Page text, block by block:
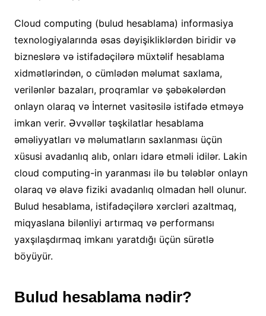
Cloud computing (bulud hesablama) informasiya
texnologiyalarında əsas dəyişikliklərdən biridir və
bizneslərə və istifadəçilərə müxtəlif hesablama
xidmətlərindən, o cümlədən məlumat saxlama,
verilənlər bazaları, proqramlar və şəbəkələrdən
onlayn olaraq və İnternet vasitəsilə istifadə etməyə
imkan verir. Əvvəllər təşkilatlar hesablama
əməliyyatları və məlumatların saxlanması üçün
xüsusi avadanlıq alıb, onları idarə etməli idilər. Lakin
cloud computing-in yaranması ilə bu tələblər onlayn
olaraq və əlavə fiziki avadanlıq olmadan həll olunur.
Bulud hesablama, istifadəçilərə xərcləri azaltmaq,
miqyaslana bilənliyi artırmaq və performansı
yaxşılaşdırmaq imkanı yaratdığı üçün sürətlə
böyüyür.
Bulud hesablama nədir?